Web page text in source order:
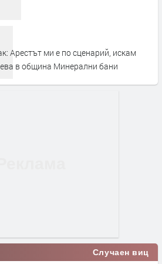
Арестът ми е по сценарий, искам
в община Минерални бани
Случаен виц